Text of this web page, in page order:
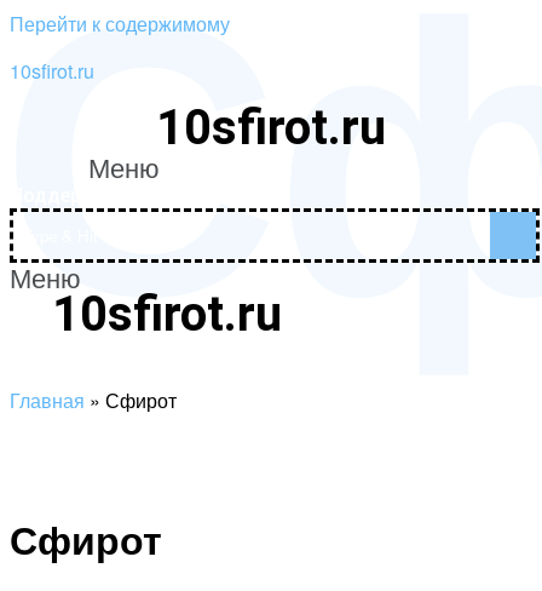
Перейти к содержимому
10sfirot.ru
10sfirot.ru
Меню
Меню
10sfirot.ru
Главная » Сфирот
Сфирот